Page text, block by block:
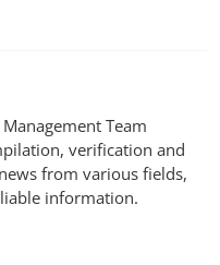
Team
verification and
from various fields,
information.